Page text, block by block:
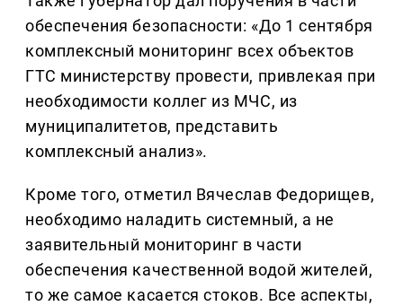
обеспечения безопасности: «До 1 сентября
комплексный мониторинг всех объектов
ГТС министерству провести, привлекая при
необходимости коллег из МЧС, из
муниципалитетов, представить
комплексный анализ».
Кроме того, отметил Вячеслав Федорищев,
необходимо наладить системный, а не
заявительный мониторинг в части
обеспечения качественной водой жителей,
то же самое касается стоков. Все аспекты,